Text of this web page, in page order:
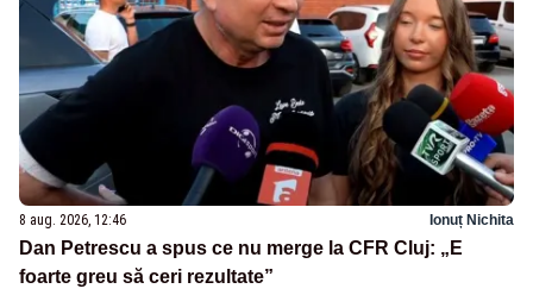
8 aug. 2026, 12:46 Ionuț Nichita
Dan Petrescu a spus ce nu merge la CFR Cluj: „E
foarte greu să ceri rezultate”